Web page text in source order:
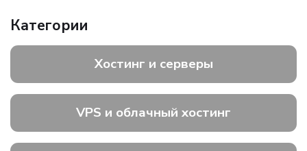
Категории
Хостинг и серверы
VPS и облачный хостинг